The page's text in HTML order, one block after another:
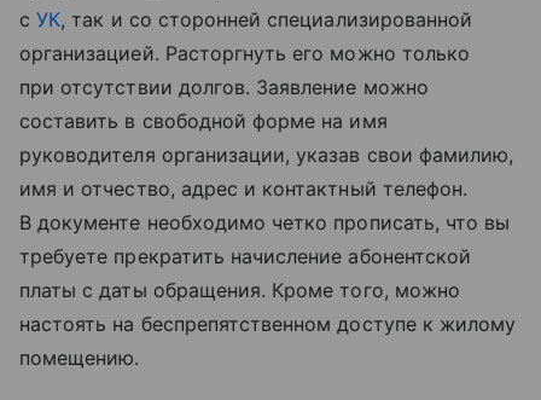
сУК, так и со сторонней специализированной
организацией. Расторгнуть его можно только
при отсутствии долгов. Заявление можно
составить в свободной форме на имя
руководителя организации, указав свои фамилию,
имя и отчество, адрес и контактный телефон.
В документе необходимо четко прописать, что вы
требуете прекратить начисление абонентской
платы с даты обращения. Кроме того, можно
настоять на беспрепятственном доступе к жилому
помещению.